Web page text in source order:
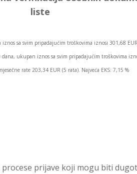
liste
sa svim pripadajućim troškovima iznosi 301,68
ukupan iznos sa svim pripadajućim troškovima
rate 203,34 EUR (5 rata). Najveća EKS: 7,15 %
prijave koji mogu biti